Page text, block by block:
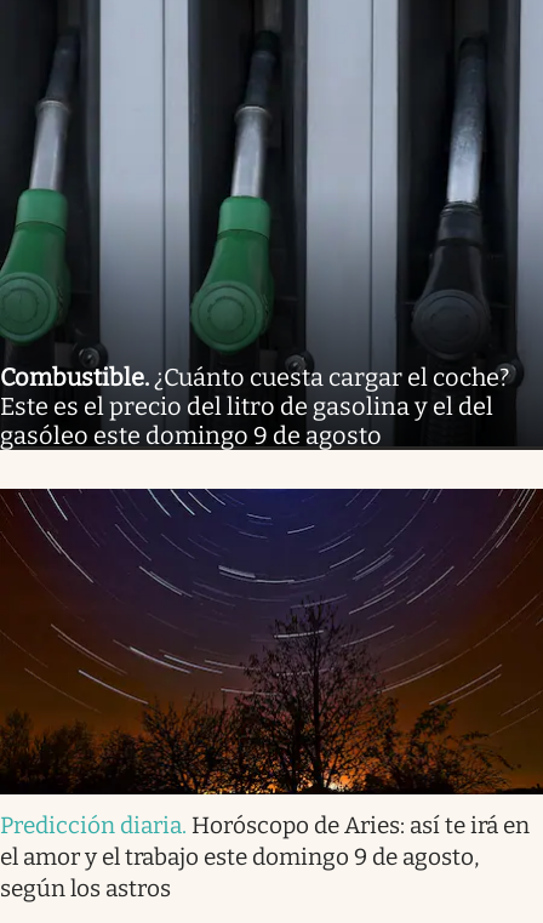
Combustible. ¿Cuánto cuesta cargar el coche?
Este es el precio del litro de gasolina y el del
gasóleo este domingo 9 de agosto
Predicción diaria. Horóscopo de Aries: así te irá en
el amor y el trabajo este domingo 9 de agosto,
según los astros